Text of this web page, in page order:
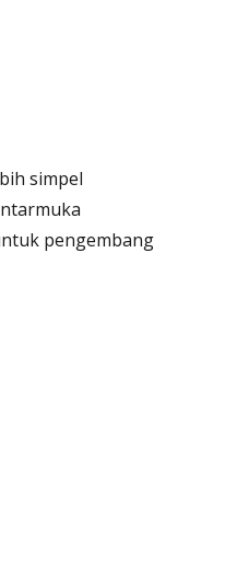
simpel
pengembang